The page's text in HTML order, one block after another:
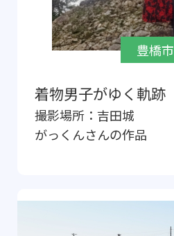
豊橋市
着物男子がゆく軌跡
撮影場所： 吉田城
がっくんさんの作品